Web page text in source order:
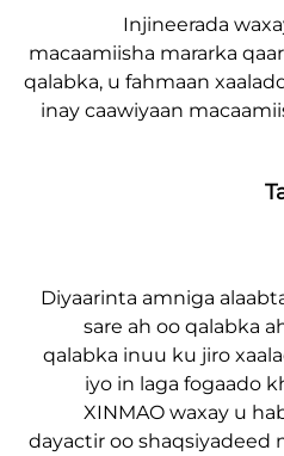
macaamiisha
qalabka, u
inay caawiyaan
Diyaarinta
sare ah oo
qalabka inuu ku
iyo in laga
XINMAO
dayactir oo